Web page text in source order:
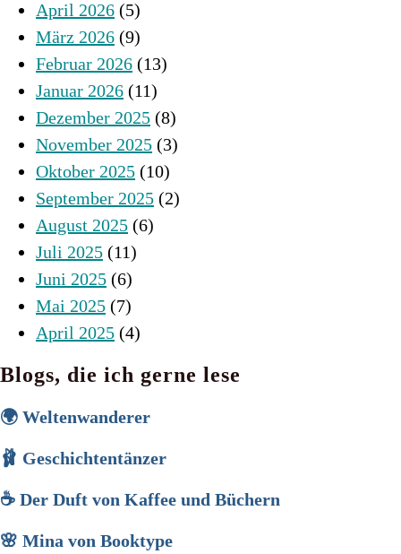
April 2026 (5)
März 2026 (9)
Februar 2026 (13)
Januar 2026 (11)
Dezember 2025 (8)
November 2025 (3)
Oktober 2025 (10)
September 2025 (2)
August 2025 (6)
Juli 2025 (11)
Juni 2025 (6)
Mai 2025 (7)
April 2025 (4)
Blogs, die ich gerne lese
🌍 Weltenwanderer
🩰 Geschichtentänzer
☕ Der Duft von Kaffee und Büchern
🌸 Mina von Booktype